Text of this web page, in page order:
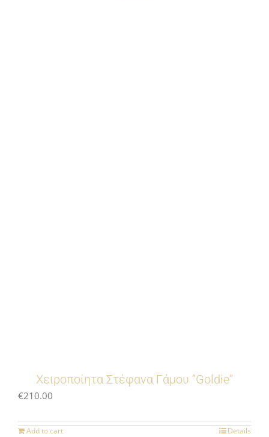
Χειροποίητα Στέφανα Γάμου “Goldie”
€210.00
Add to cart Details